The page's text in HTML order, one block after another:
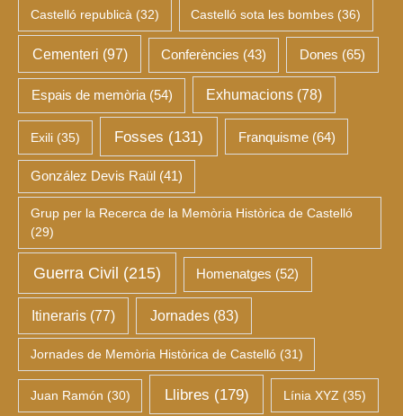
Castelló republicà (32) Castelló sota les bombes (36)
Cementeri (97) Conferències (43) Dones (65)
Espais de memòria(54) Exhumacions (78)
Exili(35) Fosses (131) Franquisme(64)
González Devis Raül (41)
Grup per la Recerca de la Memòria Històrica de Castelló
(29)
Guerra Civil (215) Homenatges (52)
Itineraris (77) Jornades(83)
Jornades de Memòria Històrica de Castelló(31)
Juan Ramón (30) Llibres (179) Línia XYZ (35)